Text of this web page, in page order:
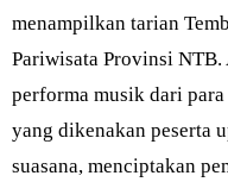
menampilkan tarian
Pariwisata Provinsi
performa musik dari
yang dikenakan peserta
suasana, menciptakan